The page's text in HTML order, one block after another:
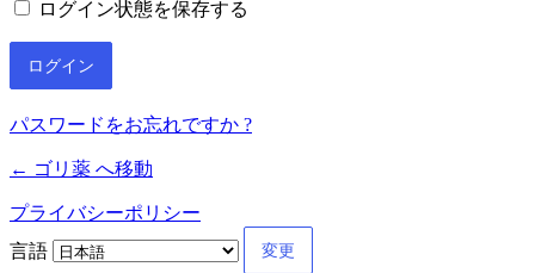
ログイン状態を保存する
パスワードをお忘れですか ?
← ゴリ薬 へ移動
プライバシーポリシー
言語